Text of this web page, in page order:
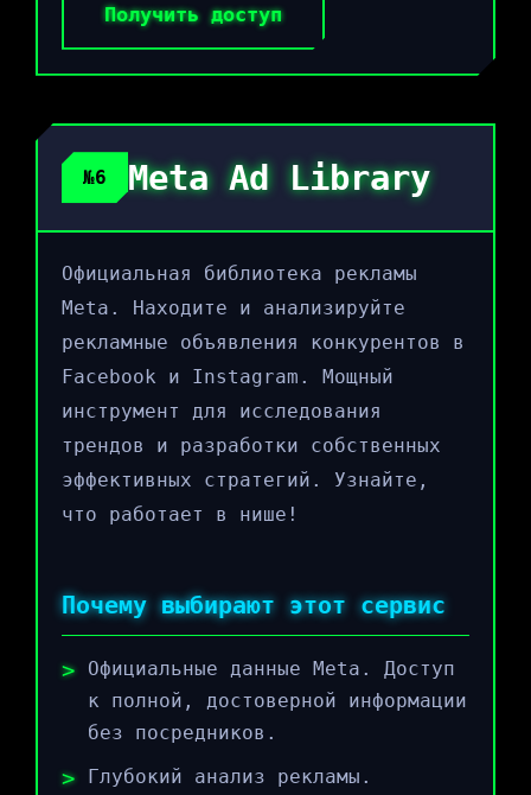
Получить доступ
№6 Meta Ad Library
Официальная библиотека рекламы
Meta. Находите и анализируйте
рекламные объявления конкурентов в
Facebook и Instagram. Мощный
инструмент для исследования
трендов и разработки собственных
эффективных стратегий. Узнайте,
что работает в нише!
Почему выбирают этот сервис
Официальные данные Meta. Доступ
к полной, достоверной информации
без посредников.
Глубокий анализ рекламы.